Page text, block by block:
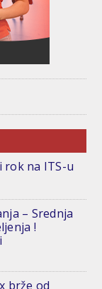
rok na ITS-u
– Srednja
!
brže od